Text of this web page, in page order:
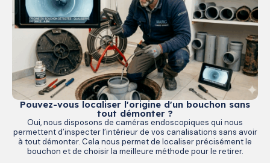
Pouvez-vous localiser l'origine d'un bouchon sans
tout démonter ?
Oui, nous disposons de caméras endoscopiques qui nous
permettent d’inspecter l’intérieur de vos canalisations sans avoir
à tout démonter. Cela nous permet de localiser précisément le
bouchon et de choisir la meilleure méthode pour le retirer.